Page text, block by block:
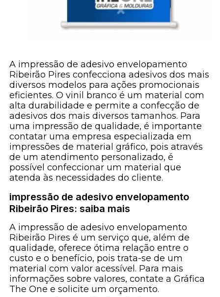
A impressão de adesivo envelopamento
Ribeirão Pires confecciona adesivos dos mais
diversos modelos para ações promocionais
eficientes. O vinil branco é um material com
alta durabilidade e permite a confecção de
adesivos dos mais diversos tamanhos. Para
uma impressão de qualidade, é importante
contatar uma empresa especializada em
impressões de material gráfico, pois através
de um atendimento personalizado, é
possível confeccionar um material que
atenda às necessidades do cliente.
impressão de adesivo envelopamento
Ribeirão Pires: saiba mais
A impressão de adesivo envelopamento
Ribeirão Pires é um serviço que, além de
qualidade, oferece ótima relação entre o
custo e o benefício, pois trata-se de um
material com valor acessível. Para mais
informações sobre valores, contate a Gráfica
The One e solicite um orçamento.